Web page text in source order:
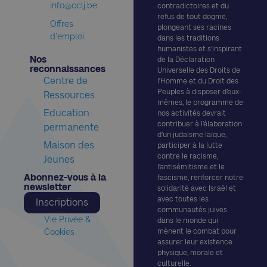
contradictoires et du
refus de tout dogme,
plongeant ses racines
dans les traditions
humanistes et s’inspirant
de la Déclaration
Universelle des Droits de
l’Homme et du Droit des
Peuples à disposer d’eux-
mêmes, le programme de
nos activités devrait
contribuer à l’élaboration
d’un judaïsme laïque,
participer à la lutte
contre le racisme,
l’antisémitisme et le
fascisme, renforcer notre
solidarité avec Israël et
avec toutes les
communautés juives
dans le monde qui
mènent le combat pour
assurer leur existence
physique, morale et
culturelle.
info@cclj.be
Offres
d'emploi
Nos
reconnaissances​
Centre de
Ressources
Education
permanente
Maison des
Jeunes
Abonnez-vous à la
newsletter​
Inscriptions
Vie Privée &
Cookies